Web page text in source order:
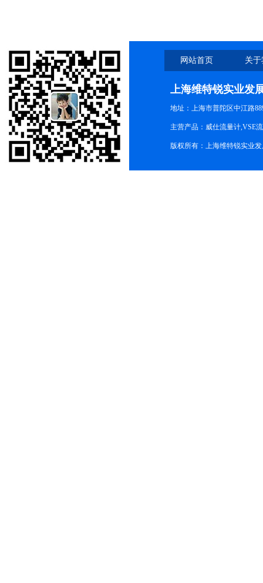
网站首页 关
上海维特锐实业发
地址：上海市普陀区中江路
主营产品：威仕流量计,VSE
版权所有：上海维特锐实业